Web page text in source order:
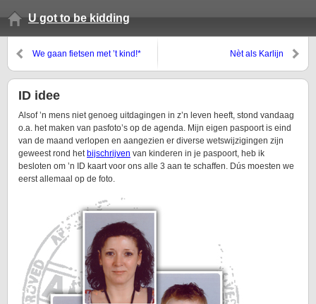
U got to be kidding
We gaan fietsen met ’t kind!* Nèt als Karlijn
ID idee
Alsof ’n mens niet genoeg uitdagingen in z’n leven heeft, stond vandaag
o.a. het maken van pasfoto’s op de agenda. Mijn eigen paspoort is eind
van de maand verlopen en aangezien er diverse wetswijzigingen zijn
geweest rond het bijschrijven van kinderen in je paspoort, heb ik
besloten om ’n ID kaart voor ons alle 3 aan te schaffen. Dús moesten we
eerst allemaal op de foto.